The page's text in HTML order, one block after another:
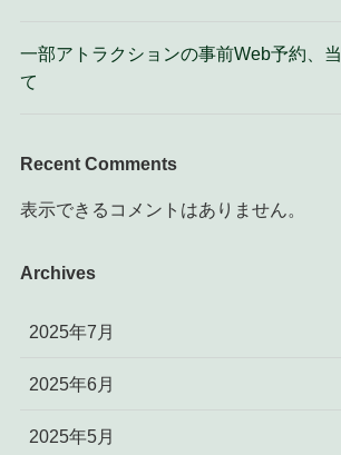
一部アトラクションの事前Web予約、
て
Recent Comments
表示できるコメントはありません。
Archives
2025年7月
2025年6月
2025年5月